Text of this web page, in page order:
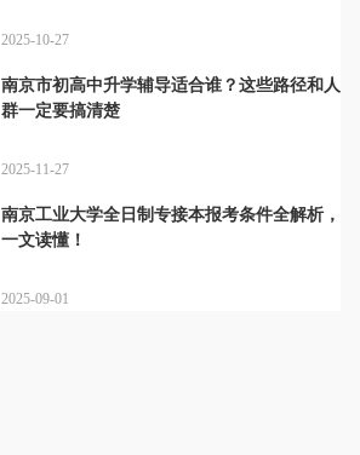
2025-10-27
南京市初高中升学辅导适合谁？这些路径和人
群一定要搞清楚
2025-11-27
南京工业大学全日制专接本报考条件全解析，
一文读懂！
2025-09-01